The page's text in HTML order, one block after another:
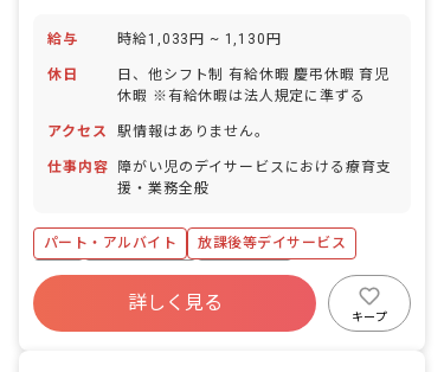
給与 時給1,033円 ~ 1,130円
休日
日、他シフト制 有給休暇 慶弔休暇 育児
休暇 ※有給休暇は法人規定に準ずる
アクセス 駅情報はありません。
仕事内容
障がい児のデイサービスにおける療育支
援・業務全般
パート・アルバイト
放課後等デイサービス
有給
福利厚生充実
残業少なめ
昇給昇進あり
車通勤可
詳しく見る
キープ